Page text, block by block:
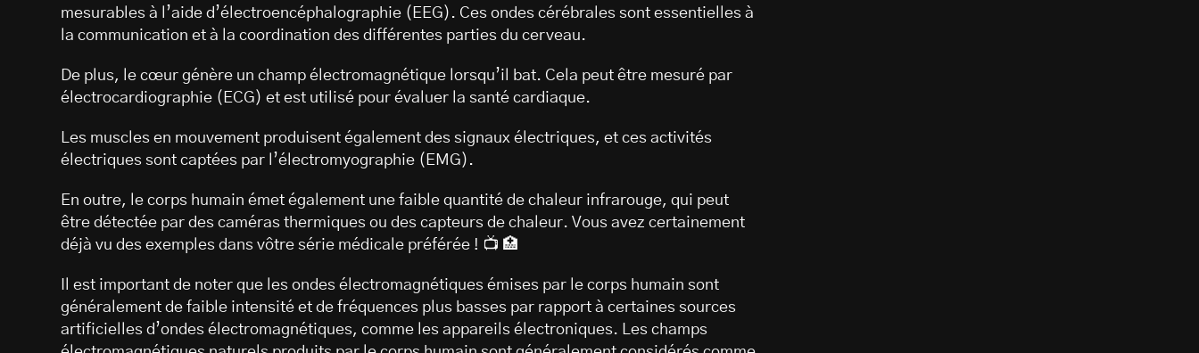
mesurables à l’aide d’électroencéphalographie (EEG). Ces ondes cérébrales sont essentielles à
la communication et à la coordination des différentes parties du cerveau.
De plus, le cœur génère un champ électromagnétique lorsqu’il bat. Cela peut être mesuré par
électrocardiographie (ECG) et est utilisé pour évaluer la santé cardiaque.
Les muscles en mouvement produisent également des signaux électriques, et ces activités
électriques sont captées par l’électromyographie (EMG).
En outre, le corps humain émet également une faible quantité de chaleur infrarouge, qui peut
être détectée par des caméras thermiques ou des capteurs de chaleur. Vous avez certainement
déjà vu des exemples dans vôtre série médicale préférée ! 📺 🏥
Il est important de noter que les ondes électromagnétiques émises par le corps humain sont
généralement de faible intensité et de fréquences plus basses par rapport à certaines sources
artificielles d’ondes électromagnétiques, comme les appareils électroniques. Les champs